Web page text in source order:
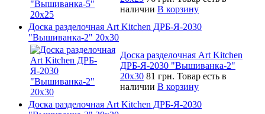
наличии В корзину
Доска разделочная Art Kitchen ДРБ-Я-2030
"Вышиванка-2" 20х30
Доска разделочная Art Kitchen
ДРБ-Я-2030 "Вышиванка-2"
20х30 81 грн. Товар есть в
наличии В корзину
Доска разделочная Art Kitchen ДРБ-Я-2030